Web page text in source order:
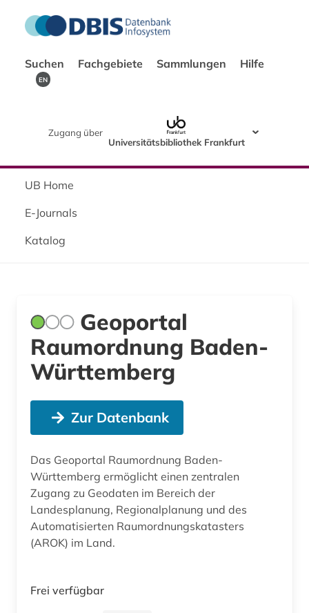
Suchen Fachgebiete Sammlungen Hilfe
EN
Zugang über
Universitätsbibliothek Frankfurt
UB Home
E-Journals
Katalog
Geoportal
Raumordnung Baden-
Württemberg
Zur Datenbank
Das Geoportal Raumordnung Baden-
Württemberg ermöglicht einen zentralen
Zugang zu Geodaten im Bereich der
Landesplanung, Regionalplanung und des
Automatisierten Raumordnungskatasters
(AROK) im Land.
Frei verfügbar